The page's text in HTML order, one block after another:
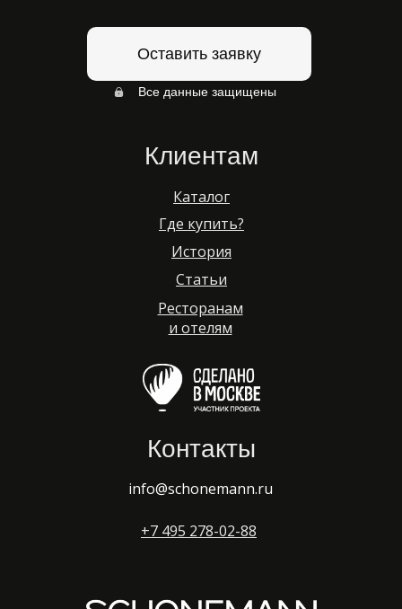
Где купить?
История
Статьи
Клиентам
info@schonemann.ru
Контакты
Каталог
Оставить заявку
Ресторанам
и отелям
+7 495 278-02-88
Все данные защищены